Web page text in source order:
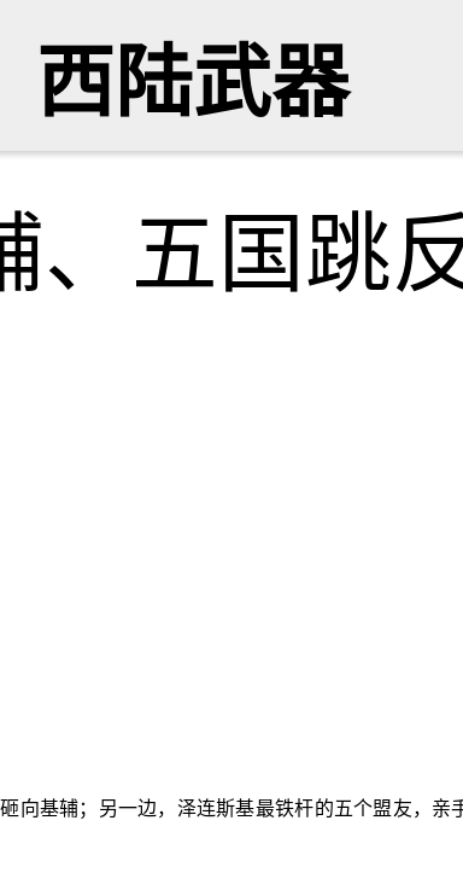
西陆武器
、五国跳
向基辅；另一边，泽连斯基最铁杆的五个盟友，